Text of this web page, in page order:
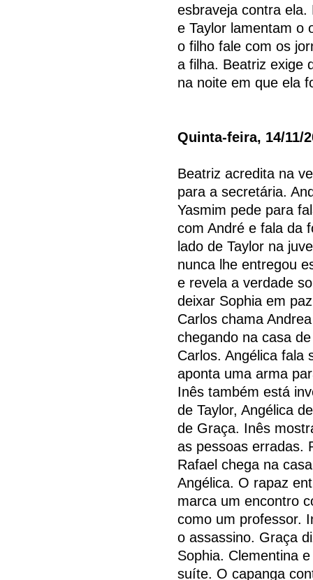
esbraveja contra
e Taylor lamentam o
o filho fale com os
a filha. Beatriz exige
na noite em que ela
Quinta-feira, 14/11/
Beatriz acredita na
para a secretária.
Yasmim pede para
com André e fala da
lado de Taylor na
nunca lhe entregou
e revela a verdade
deixar Sophia em
Carlos chama
chegando na casa
Carlos. Angélica fala
aponta uma arma
Inês também está
de Taylor, Angélica
de Graça. Inês
as pessoas erradas.
Rafael chega na
Angélica. O rapaz
marca um encontro
como um professor.
o assassino. Graça
Sophia. Clementina
suíte. O capanga